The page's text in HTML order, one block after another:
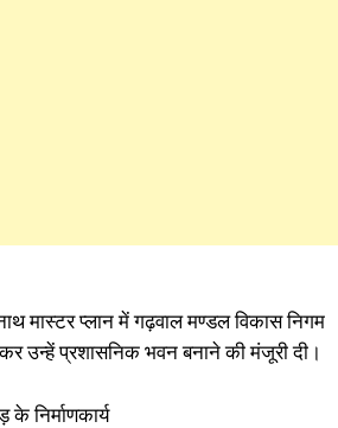
मास्टर प्लान में गढ़वाल मण्डल विकास निगम
उन्हें प्रशासनिक भवन बनाने की मंजूरी दी।
निर्माणकार्य